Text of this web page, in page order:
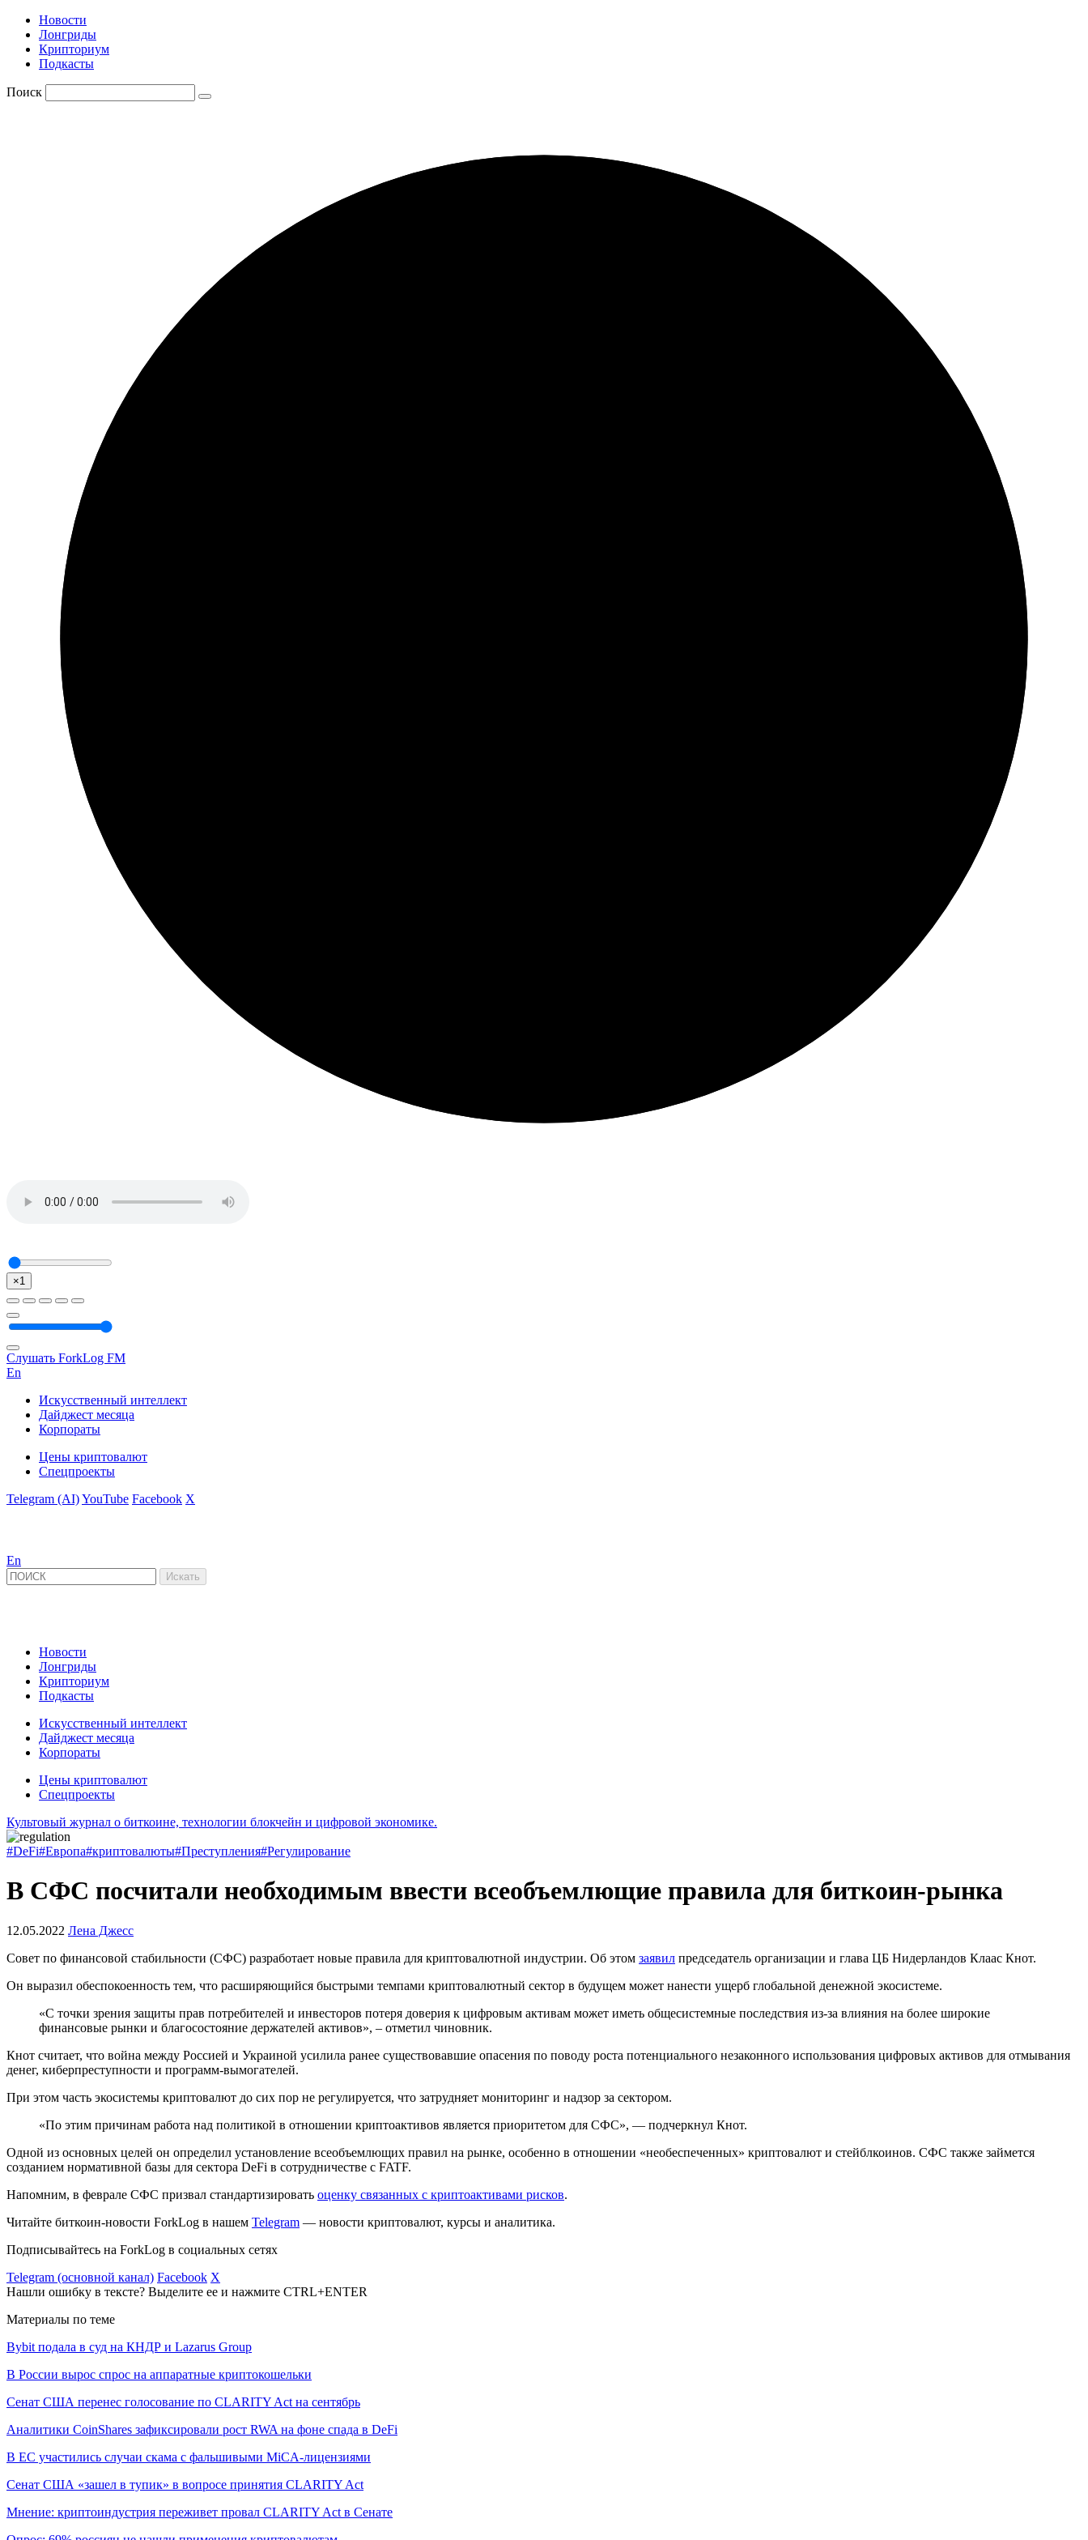
Новости
Лонгриды
Крипториум
Подкасты
Поиск
×1
Слушать ForkLog FM
En
Искусственный интеллект
Дайджест месяца
Корпораты
Цены криптовалют
Спецпроекты
Telegram (AI)YouTube Facebook X
En
Новости
Лонгриды
Крипториум
Подкасты
Искусственный интеллект
Дайджест месяца
Корпораты
Цены криптовалют
Спецпроекты
Культовый журнал о биткоине, технологии блокчейн и цифровой экономике.
#DeFi#Европа#криптовалюты#Преступления#Регулирование
В СФС посчитали необходимым ввести всеобъемлющие правила для биткоин-рынка
12.05.2022 Лена Джесс
Совет по финансовой стабильности (СФС) разработает новые правила для криптовалютной индустрии. Об этом заявил председатель организации и глава ЦБ Нидерландов Клаас Кнот.
Он выразил обеспокоенность тем, что расширяющийся быстрыми темпами криптовалютный сектор в будущем может нанести ущерб глобальной денежной экосистеме.
«С точки зрения защиты прав потребителей и инвесторов потеря доверия к цифровым активам может иметь общесистемные последствия из-за влияния на более широкие
финансовые рынки и благосостояние держателей активов», – отметил чиновник.
Кнот считает, что война между Россией и Украиной усилила ранее существовавшие опасения по поводу роста потенциального незаконного использования цифровых активов для отмывания
денег, киберпреступности и программ-вымогателей.
При этом часть экосистемы криптовалют до сих пор не регулируется, что затрудняет мониторинг и надзор за сектором.
«По этим причинам работа над политикой в отношении криптоактивов является приоритетом для СФС», — подчеркнул Кнот.
Одной из основных целей он определил установление всеобъемлющих правил на рынке, особенно в отношении «необеспеченных» криптовалют и стейблкоинов. СФС также займется
созданием нормативной базы для сектора DeFi в сотрудничестве с FATF.
Напомним, в феврале СФС призвал стандартизировать оценку связанных с криптоактивами рисков.
Читайте биткоин-новости ForkLog в нашем Telegram — новости криптовалют, курсы и аналитика.
Подписывайтесь на ForkLog в социальных сетях
Telegram (основной канал) Facebook X
Нашли ошибку в тексте? Выделите ее и нажмите CTRL+ENTER
Материалы по теме
Bybit подала в суд на КНДР и Lazarus Group
В России вырос спрос на аппаратные криптокошельки
Сенат США перенес голосование по CLARITY Act на сентябрь
Аналитики CoinShares зафиксировали рост RWA на фоне спада в DeFi
В ЕС участились случаи скама с фальшивыми MiCA-лицензиями
Сенат США «зашел в тупик» в вопросе принятия CLARITY Act
Мнение: криптоиндустрия переживет провал CLARITY Act в Сенате